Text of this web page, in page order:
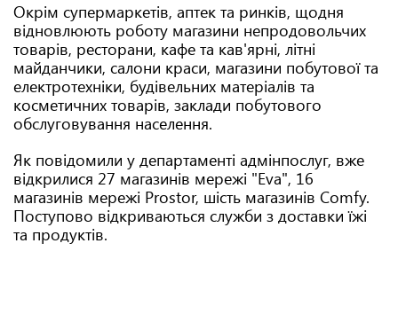
Окрім супермаркетів, аптек та ринків, щодня
відновлюють роботу магазини непродовольчих
товарів, ресторани, кафе та кав'ярні, літні
майданчики, салони краси, магазини побутової та
електротехніки, будівельних матеріалів та
косметичних товарів, заклади побутового
обслуговування населення.
Як повідомили у департаменті адмінпослуг, вже
відкрилися 27 магазинів мережі "Eva", 16
магазинів мережі Prostor, шість магазинів Comfy.
Поступово відкриваються служби з доставки їжі
та продуктів.